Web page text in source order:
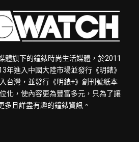
體旗下的鐘錶時尚生活媒體，於2011
年進入中國大陸市場並發行《明錶》
台灣，並發行《明錶+》創刊號紙本
化，使內容更為豐富多元，只為了讓
多且詳盡有趣的鐘錶資訊。